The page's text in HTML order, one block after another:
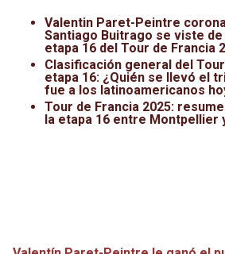
Liga de Expansión MX
Liga MX
Selección Mexicana
Lucha Libre
Juegos Panamericanos
Valentin Paret-Peintre
Santiago Buitrago se viste
etapa 16 del Tour de Francia
Clasificación general del
etapa 16: ¿Quién se llevó el
fue a los latinoamericanos
Tour de Francia 2025:
la etapa 16 entre Montpellier